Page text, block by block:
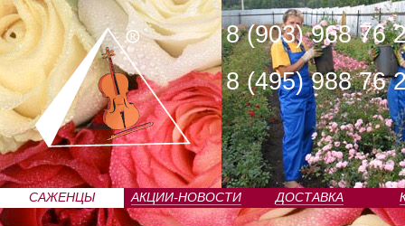
8 (903) 968 76
8 (495) 988 76
САЖЕНЦЫ
ПИТОМНИКА
АКЦИИ-НОВОСТИ ДОСТАВКА